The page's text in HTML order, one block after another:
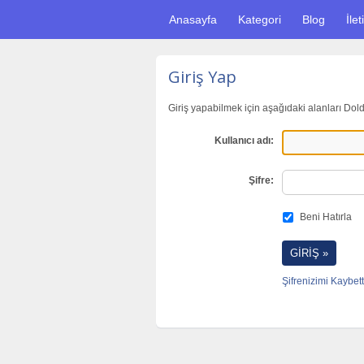
Anasayfa Kategori Blog
Giriş Yap
Giriş yapabilmek için aşağıdaki alanları
Kullanıcı adı:
Şifre:
Beni Hatırla
Şifrenizimi